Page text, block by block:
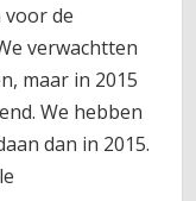
voor de
verwachtten
maar in 2015
We hebben
dan in 2015.